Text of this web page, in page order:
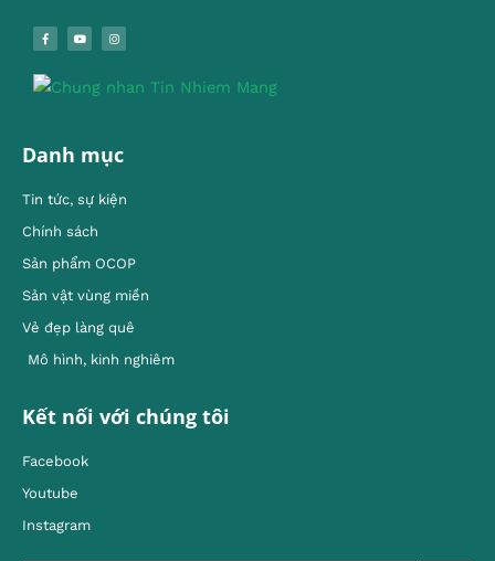
Danh mục
Tin tức, sự kiện
Chính sách
Sản phẩm OCOP
Sản vật vùng miền
Vẻ đẹp làng quê
Mô hình, kinh nghiêm
Kết nối với chúng tôi
Facebook
Youtube
Instagram